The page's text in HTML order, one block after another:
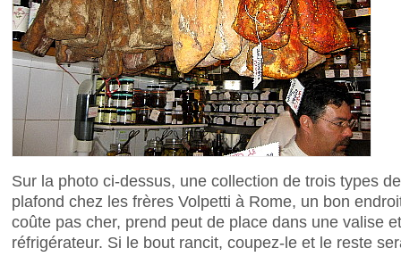
Sur la photo ci-dessus, une collection de trois types
plafond chez les frères Volpetti à Rome, un bon
coûte pas cher, prend peut de place dans une valise
réfrigérateur. Si le bout rancit, coupez-le et le reste